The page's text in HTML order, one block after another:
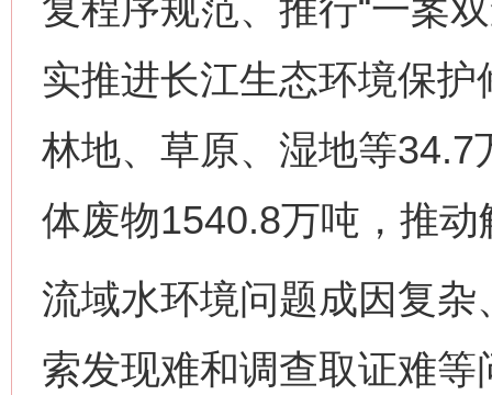
复程序规范、推行“一案
实推进长江生态环境保
林地、草原、湿地等
体废物1540.8万吨，推
流域水环境问题成因复
索发现难和调查取证难